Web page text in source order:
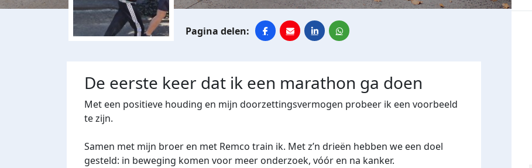
De eerste keer dat ik een marathon ga doen
Met een positieve houding en mijn doorzettingsvermogen probeer ik een voorbeeld
te zijn.
Samen met mijn broer en met Remco train ik. Met z’n drieën hebben we een doel
gesteld: in beweging komen voor meer onderzoek, vóór en na kanker.